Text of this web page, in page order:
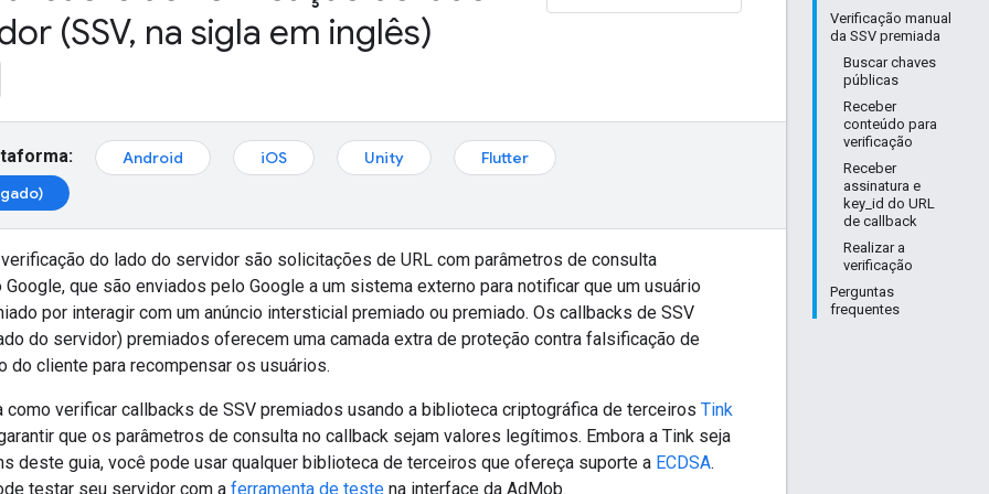
Verificação manual
da SSV premiada
Buscar chaves
públicas
Receber
conteúdo para
verificação
Receber
assinatura e
key_id do URL
de callback
Realizar a
verificação
Perguntas
frequentes
(SSV, na sigla em inglês)
Android iOS Unity
Flutter
do lado do servidor são solicitações de URL com parâmetros de consulta
que são enviados pelo Google a um sistema externo para notificar que um usuário
por interagir com um anúncio intersticial premiado ou premiado. Os callbacks de SSV
do servidor) premiados oferecem uma camada extra de proteção contra falsificação de
do cliente para recompensar os usuários.
como verificar callbacks de SSV premiados usando a biblioteca criptográfica de terceiros Tink
que os parâmetros de consulta no callback sejam valores legítimos. Embora a Tink seja
deste guia, você pode usar qualquer biblioteca de terceiros que ofereça suporte a ECDSA.
testar seu servidor com a ferramenta de teste na interface da AdMob.